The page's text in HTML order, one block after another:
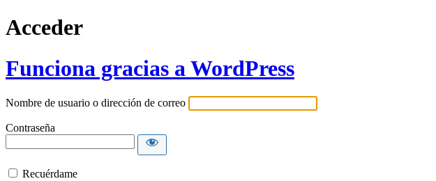
Acceder
Funciona gracias a WordPress
Nombre de usuario o dirección de correo
Contraseña
Recuérdame